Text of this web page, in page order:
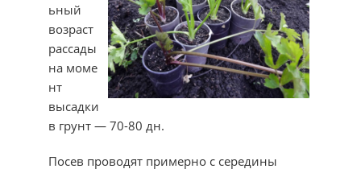
ьный
возраст
рассады
на моме
нт
высадки
в грунт — 70-80 дн.
Посев проводят примерно с середины